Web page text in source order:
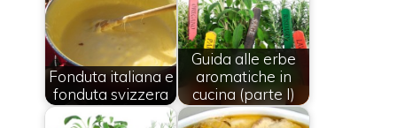
Fonduta italiana e
fonduta svizzera
Guida alle erbe
aromatiche in
cucina (parte I)